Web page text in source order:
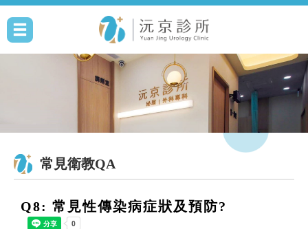
常見衛教QA
Q8: 常見性傳染病症狀及預防?